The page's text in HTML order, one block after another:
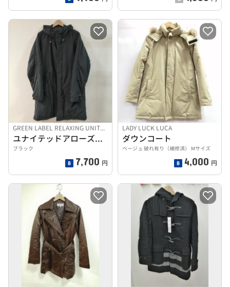
GREEN LABEL RELAXING UNITED AR
ユナイテッドアローズ 中綿ロングコート
ブラック
7,700 円
LADY LUCK LUCA
ダウンコート
ベージュ 破れ有り（補修済） Mサイズ
4,000 円